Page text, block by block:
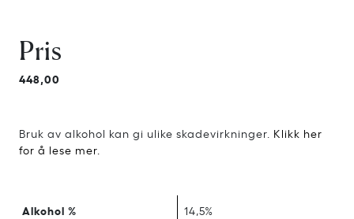
Pris
448,00
Bruk av alkohol kan gi ulike skadevirkninger. Klikk her
for å lese mer.
Alkohol % 14,5%